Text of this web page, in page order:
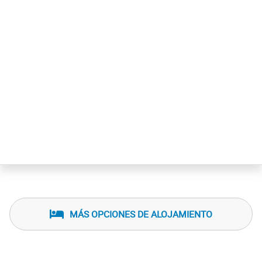
MÁS OPCIONES DE ALOJAMIENTO